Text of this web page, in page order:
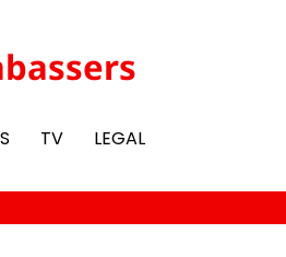
TV LEGAL